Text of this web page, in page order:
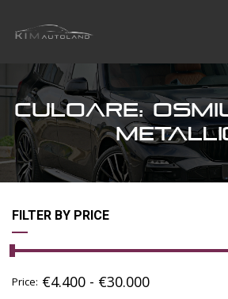
CULOARE:
FILTER BY PRICE
Price: €4.400 - €30.000